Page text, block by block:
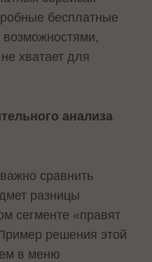
бесплатные
хватает для
анализа
сравнить
разницы
сегменте «правят
решения этой
в меню